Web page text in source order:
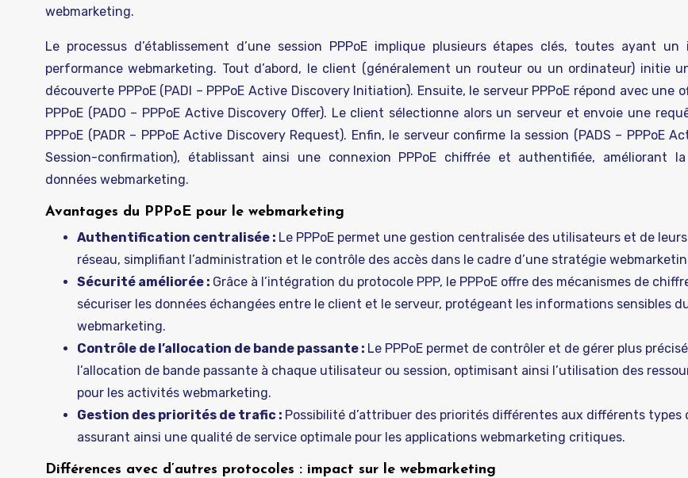
webmarketing.
Le processus d’établissement d’une session PPPoE implique plusieurs étapes clés, toutes ayant
performance webmarketing. Tout d’abord, le client (généralement un routeur ou un ordinateur) initie
découverte PPPoE (PADI – PPPoE Active Discovery Initiation). Ensuite, le serveur PPPoE répond avec une
PPPoE (PADO – PPPoE Active Discovery Offer). Le client sélectionne alors un serveur et envoie une
PPPoE (PADR – PPPoE Active Discovery Request). Enfin, le serveur confirme la session (PADS – PPPoE
Session-confirmation), établissant ainsi une connexion PPPoE chiffrée et authentifiée, améliorant
données webmarketing.
Avantages du PPPoE pour le webmarketing
Authentification centralisée : Le PPPoE permet une gestion centralisée des utilisateurs et de
réseau, simplifiant l’administration et le contrôle des accès dans le cadre d’une stratégie
Sécurité améliorée : Grâce à l’intégration du protocole PPP, le PPPoE offre des mécanismes de
sécuriser les données échangées entre le client et le serveur, protégeant les informations sensibles
webmarketing.
Contrôle de l’allocation de bande passante : Le PPPoE permet de contrôler et de gérer plus
l’allocation de bande passante à chaque utilisateur ou session, optimisant ainsi l’utilisation des
pour les activités webmarketing.
Gestion des priorités de trafic : Possibilité d’attribuer des priorités différentes aux différents types
assurant ainsi une qualité de service optimale pour les applications webmarketing critiques.
Différences avec d’autres protocoles : impact sur le webmarketing